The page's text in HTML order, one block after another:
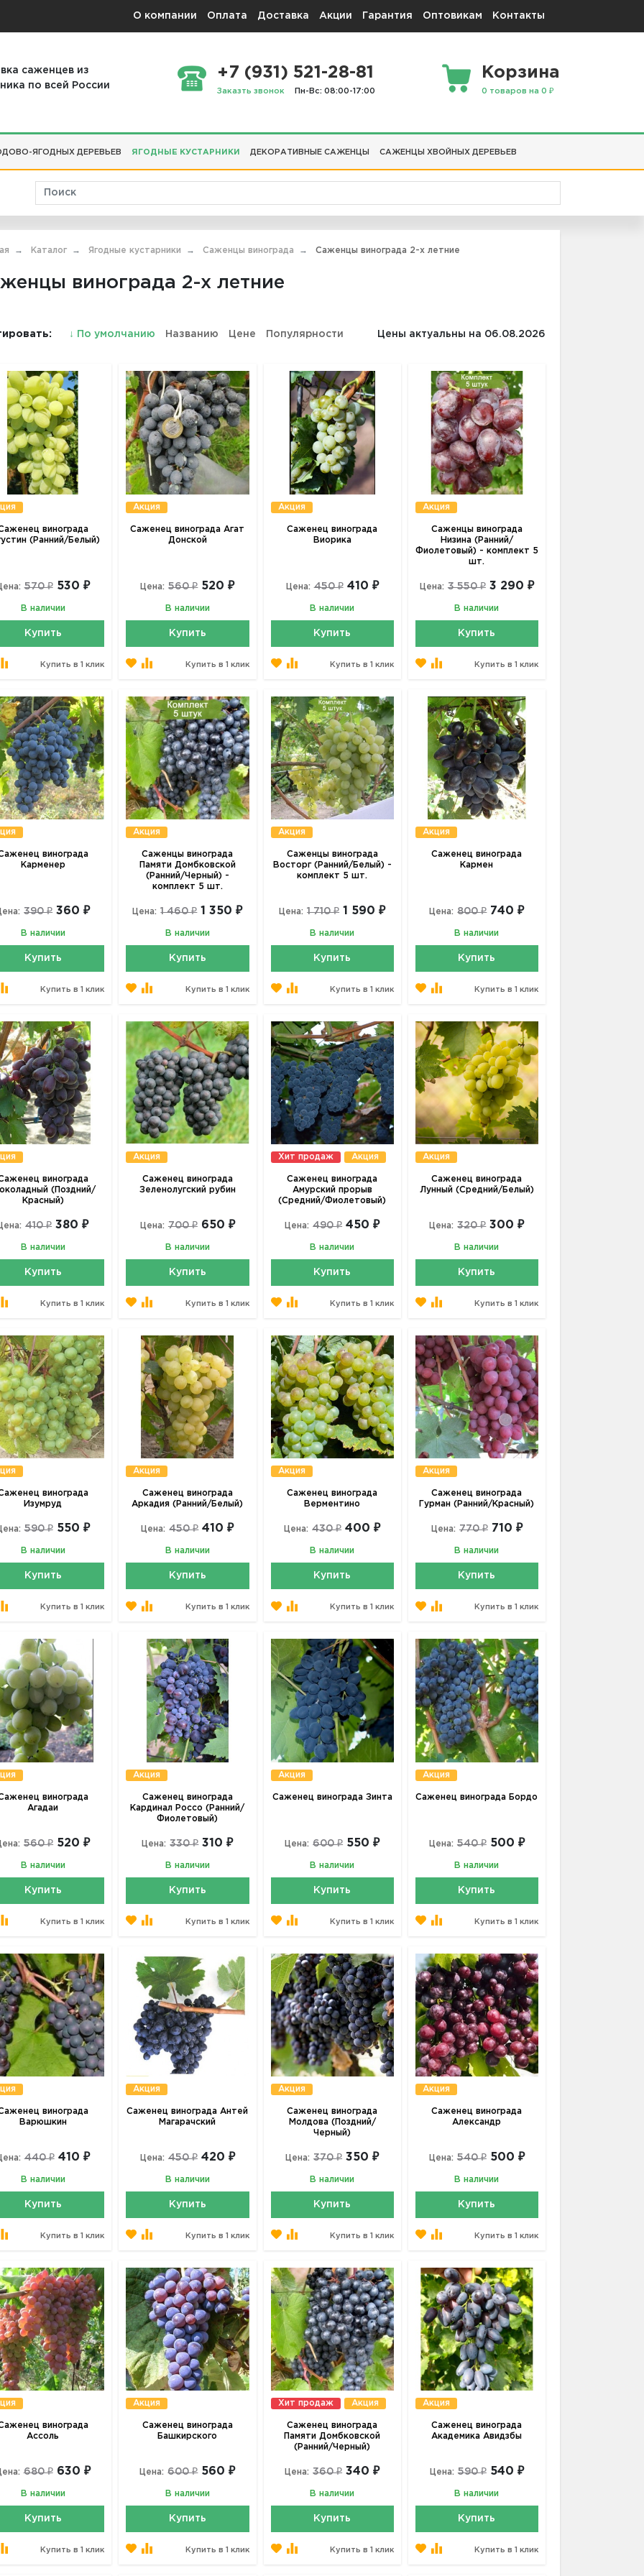
О компании Оплата Доставка Акции Гарантия Оптовикам Контакты
саженцев из
по всей России
+7 (931) 521-28-81
Заказть звонок Пн-Вс: 08:00-17:00
Корзина
0 товаров на 0 ₽
ЯГОДНЫХ ДЕРЕВЬЕВ ЯГОДНЫЕ КУСТАРНИКИ ДЕКОРАТИВНЫЕ САЖЕНЦЫ САЖЕНЦЫ ХВОЙНЫХ ДЕРЕВЬЕВ
Каталог Ягодные кустарники Саженцы винограда Саженцы винограда 2-х летние
винограда 2-х летние
↓ По умолчанию Названию Цене Популярности Цены актуальны на 06.08.2026
винограда
(Ранний/Белый)
570 ₽ 530 ₽
В наличии
Купить
Купить в 1 клик
Акция
Саженец винограда Агат
Донской
Цена: 560 ₽ 520 ₽
В наличии
Купить
Купить в 1 клик
Акция
Саженец винограда
Виорика
Цена: 450 ₽ 410 ₽
В наличии
Купить
Купить в 1 клик
Акция
Саженцы винограда
Низина (Ранний/
Фиолетовый) - комплект 5
шт.
Цена: 3 550 ₽ 3 290 ₽
В наличии
Купить
Купить в 1 клик
винограда
Карменер
390 ₽ 360 ₽
В наличии
Купить
Купить в 1 клик
Акция
Саженцы винограда
Памяти Домбковской
(Ранний/Черный) -
комплект 5 шт.
Цена: 1 460 ₽ 1 350 ₽
В наличии
Купить
Купить в 1 клик
Акция
Саженцы винограда
Восторг (Ранний/Белый) -
комплект 5 шт.
Цена: 1 710 ₽ 1 590 ₽
В наличии
Купить
Купить в 1 клик
Акция
Саженец винограда
Кармен
Цена: 800 ₽ 740 ₽
В наличии
Купить
Купить в 1 клик
винограда
(Поздний/
Красный)
410 ₽ 380 ₽
В наличии
Купить
Купить в 1 клик
Акция
Саженец винограда
Зеленолугский рубин
Цена: 700 ₽ 650 ₽
В наличии
Купить
Купить в 1 клик
Хит продаж Акция
Саженец винограда
Амурский прорыв
(Средний/Фиолетовый)
Цена: 490 ₽ 450 ₽
В наличии
Купить
Купить в 1 клик
Акция
Саженец винограда
Лунный (Средний/Белый)
Цена: 320 ₽ 300 ₽
В наличии
Купить
Купить в 1 клик
винограда
Изумруд
590 ₽ 550 ₽
В наличии
Купить
Купить в 1 клик
Акция
Саженец винограда
Аркадия (Ранний/Белый)
Цена: 450 ₽ 410 ₽
В наличии
Купить
Купить в 1 клик
Акция
Саженец винограда
Верментино
Цена: 430 ₽ 400 ₽
В наличии
Купить
Купить в 1 клик
Акция
Саженец винограда
Гурман (Ранний/Красный)
Цена: 770 ₽ 710 ₽
В наличии
Купить
Купить в 1 клик
винограда
Агадаи
560 ₽ 520 ₽
В наличии
Купить
Купить в 1 клик
Акция
Саженец винограда
Кардинал Россо (Ранний/
Фиолетовый)
Цена: 330 ₽ 310 ₽
В наличии
Купить
Купить в 1 клик
Акция
Саженец винограда Зинта
Цена: 600 ₽ 550 ₽
В наличии
Купить
Купить в 1 клик
Акция
Саженец винограда Бордо
Цена: 540 ₽ 500 ₽
В наличии
Купить
Купить в 1 клик
винограда
Варюшкин
440 ₽ 410 ₽
В наличии
Купить
Купить в 1 клик
Акция
Саженец винограда Антей
Магарачский
Цена: 450 ₽ 420 ₽
В наличии
Купить
Купить в 1 клик
Акция
Саженец винограда
Молдова (Поздний/
Черный)
Цена: 370 ₽ 350 ₽
В наличии
Купить
Купить в 1 клик
Акция
Саженец винограда
Александр
Цена: 540 ₽ 500 ₽
В наличии
Купить
Купить в 1 клик
винограда
Ассоль
680 ₽ 630 ₽
В наличии
Купить
Купить в 1 клик
Акция
Саженец винограда
Башкирского
Цена: 600 ₽ 560 ₽
В наличии
Купить
Купить в 1 клик
Хит продаж Акция
Саженец винограда
Памяти Домбковской
(Ранний/Черный)
Цена: 360 ₽ 340 ₽
В наличии
Купить
Купить в 1 клик
Акция
Саженец винограда
Академика Авидзбы
Цена: 590 ₽ 540 ₽
В наличии
Купить
Купить в 1 клик